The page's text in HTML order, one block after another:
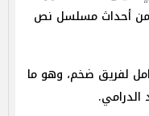
أحداث مسلسل نص
لفريق ضخم، وهو ما